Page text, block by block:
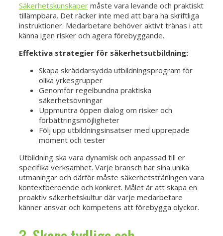
Säkerhetskunskaper måste vara levande och praktiskt
tillämpbara. Det räcker inte med att bara ha skriftliga
instruktioner. Medarbetare behöver aktivt tränas i att
känna igen risker och agera förebyggande.
Effektiva strategier för säkerhetsutbildning:
Skapa skräddarsydda utbildningsprogram för
olika yrkesgrupper
Genomför regelbundna praktiska
säkerhetsövningar
Uppmuntra öppen dialog om risker och
förbättringsmöjligheter
Följ upp utbildningsinsatser med upprepade
moment och tester
Utbildning ska vara dynamisk och anpassad till er
specifika verksamhet. Varje bransch har sina unika
utmaningar och därför måste säkerhetsträningen vara
kontextberoende och konkret. Målet är att skapa en
proaktiv säkerhetskultur där varje medarbetare
känner ansvar och kompetens att förebygga olyckor.